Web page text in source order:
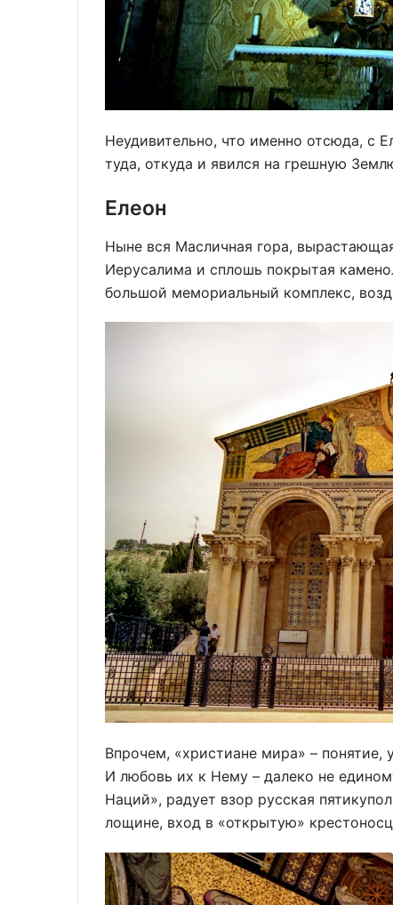
Неудивительно, что именно отсюда, с
туда, откуда и явился на грешную
Елеон
Ныне вся Масличная гора,
Иерусалима и сплошь покрытая
большой мемориальный комплекс,
Впрочем, «христиане мира» –
И любовь их к Нему – далеко не
Наций», радует взор русская
лощине, вход в «открытую»